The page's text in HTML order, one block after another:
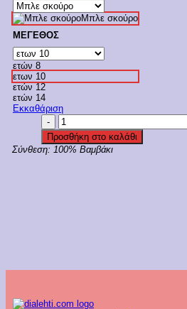
Μπλε σκούρο
ΜΕΓΕΘΟΣ
ετών 8
ετων 10
ετών 12
ετών 14
Εκκαθάριση
Galaxy
Εφηβική
Πιτζάμα
Κορίτσι
Προσθήκη στο καλάθι
Σύνθεση: 100% Βαμβάκι